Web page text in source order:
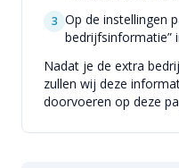
3 Op de instellingen
bedrijfsinformatie”
Nadat je de extra
zullen wij deze
doorvoeren op deze